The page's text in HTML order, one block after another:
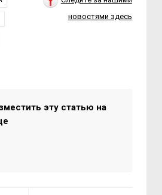
новостями здесь
эту статью на